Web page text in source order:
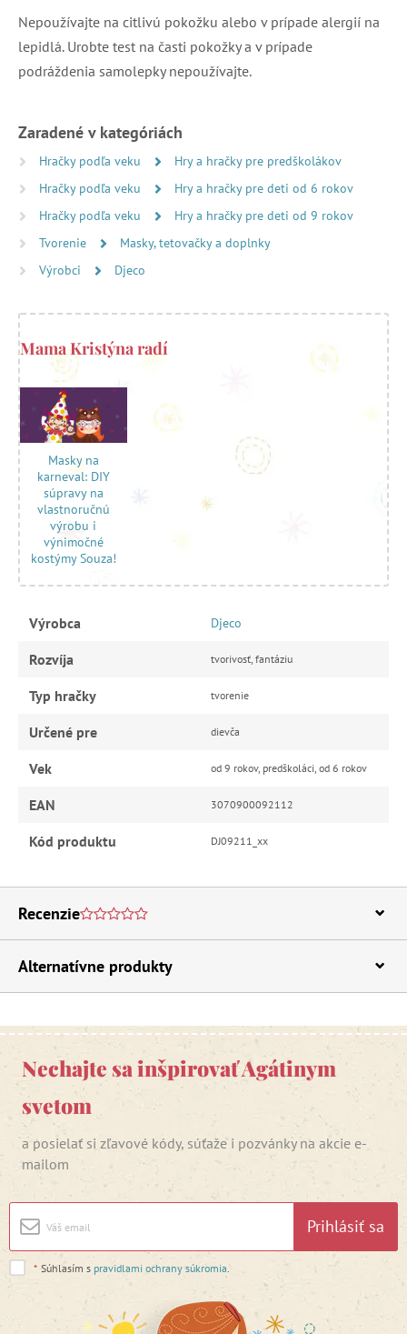
Nepoužívajte na citlivú pokožku alebo v prípade alergií na
lepidlá. Urobte test na časti pokožky a v prípade
podráždenia samolepky nepoužívajte.
Zaradené v kategóriách
Hračky podľa veku
Hry a hračky pre predškolákov
Hračky podľa veku
Hry a hračky pre deti od 6 rokov
Hračky podľa veku
Hry a hračky pre deti od 9 rokov
Tvorenie
Masky, tetovačky a doplnky
Výrobci
Djeco
Mama Kristýna radí
Masky na
karneval: DIY
súpravy na
vlastnoručnú
výrobu i
výnimočné
kostýmy Souza!
Výrobca Djeco
Rozvíja tvorivosť, fantáziu
Typ hračky tvorenie
Určené pre dievča
Vek od 9 rokov, predškoláci, od 6 rokov
EAN 3070900092112
Kód produktu DJ09211_xx
Recenzie
Alternatívne produkty
Nechajte sa inšpirovať Agátinym
svetom
a posielať si zľavové kódy, súťaže i pozvánky na akcie e-
mailom
Prihlásiť sa
* Súhlasím s pravidlami ochrany súkromia.